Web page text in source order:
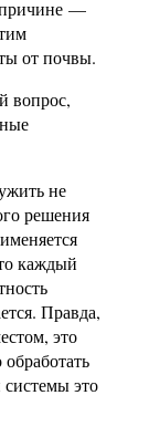
причине —
от почвы.
вопрос,
не
решения
каждый
Правда,
это
это